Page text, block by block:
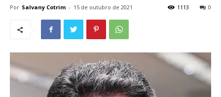
Por Salvany Cotrim - 15 de outubro de 2021 0
1113